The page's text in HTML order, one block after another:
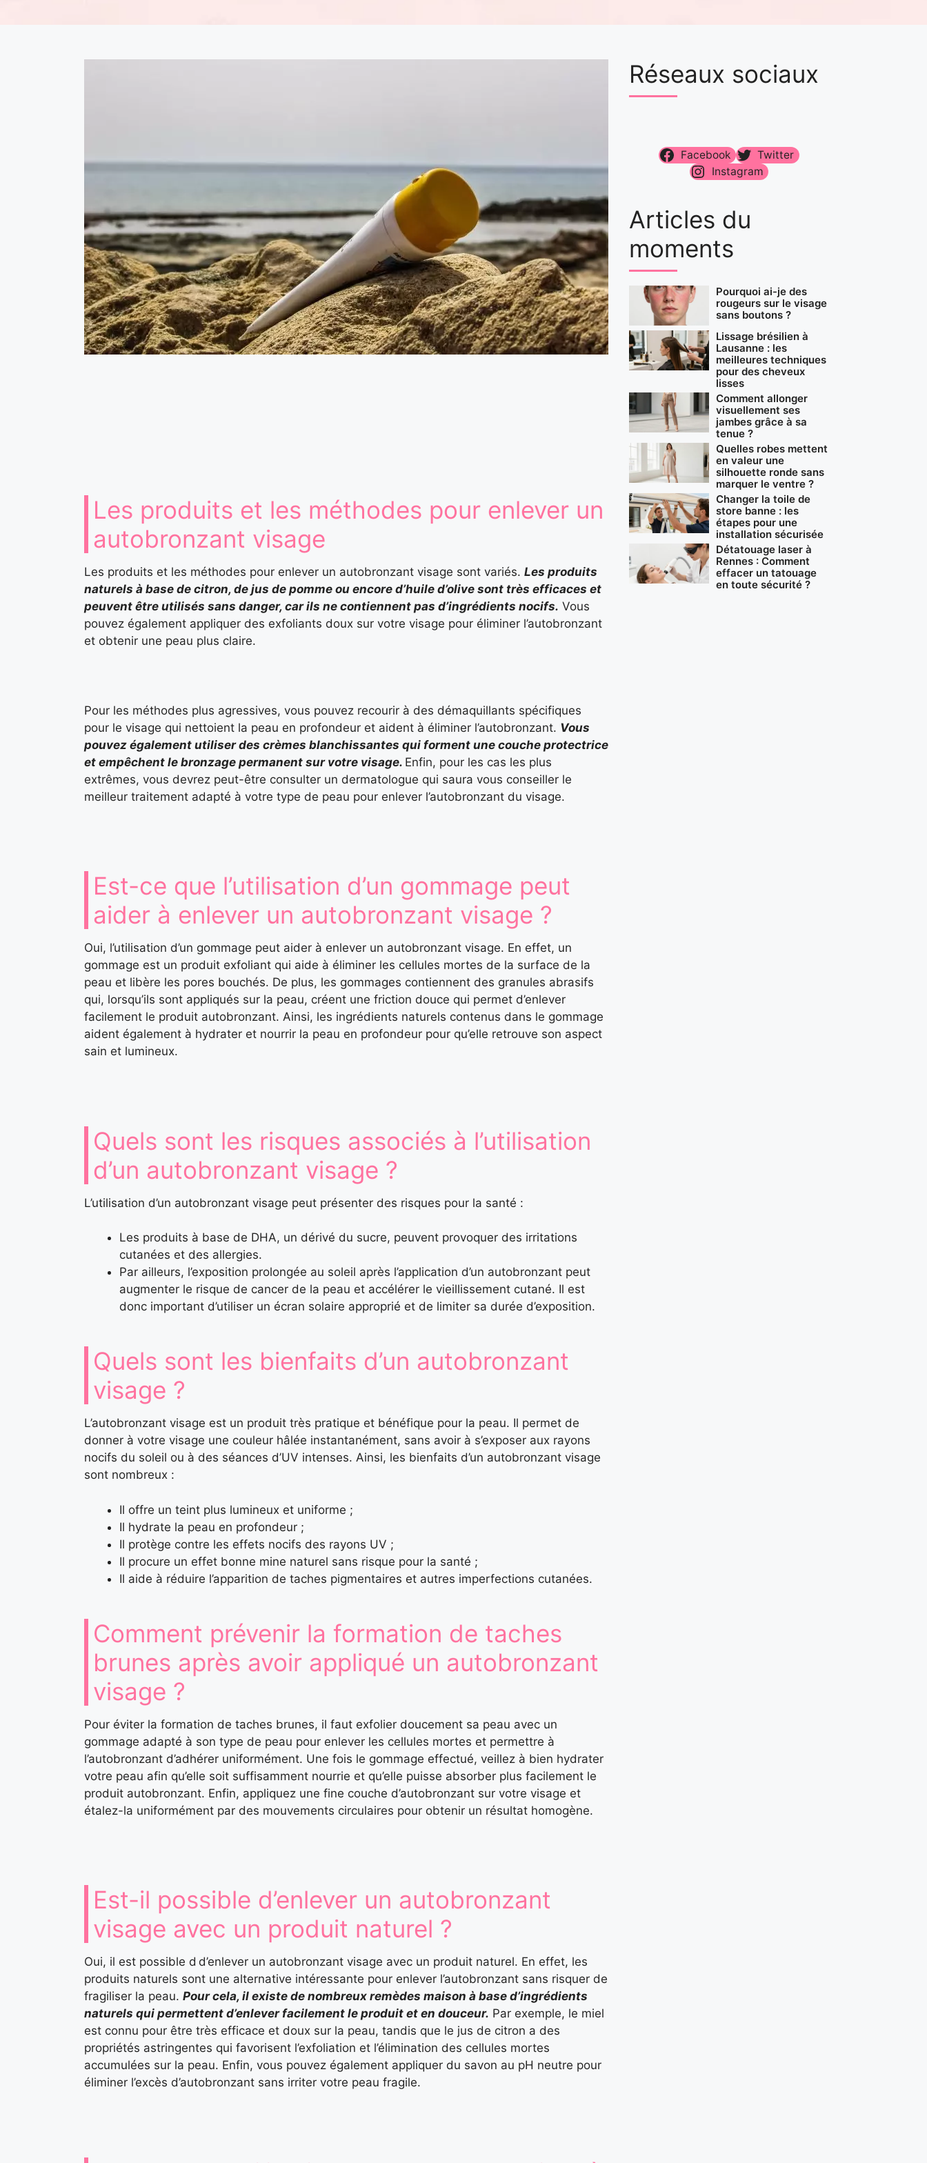
Les produits et les méthodes pour enlever un
autobronzant visage
Les produits et les méthodes pour enlever un autobronzant visage sont variés. Les produits
naturels à base de citron, de jus de pomme ou encore d’huile d’olive sont très efficaces et
peuvent être utilisés sans danger, car ils ne contiennent pas d’ingrédients nocifs. Vous
pouvez également appliquer des exfoliants doux sur votre visage pour éliminer l’autobronzant
et obtenir une peau plus claire.
Pour les méthodes plus agressives, vous pouvez recourir à des démaquillants spécifiques
pour le visage qui nettoient la peau en profondeur et aident à éliminer l’autobronzant. Vous
pouvez également utiliser des crèmes blanchissantes qui forment une couche protectrice
et empêchent le bronzage permanent sur votre visage. Enfin, pour les cas les plus
extrêmes, vous devrez peut-être consulter un dermatologue qui saura vous conseiller le
meilleur traitement adapté à votre type de peau pour enlever l’autobronzant du visage.
Est-ce que l’utilisation d’un gommage peut
aider à enlever un autobronzant visage ?
Oui, l’utilisation d’un gommage peut aider à enlever un autobronzant visage. En effet, un
gommage est un produit exfoliant qui aide à éliminer les cellules mortes de la surface de la
peau et libère les pores bouchés. De plus, les gommages contiennent des granules abrasifs
qui, lorsqu’ils sont appliqués sur la peau, créent une friction douce qui permet d’enlever
facilement le produit autobronzant. Ainsi, les ingrédients naturels contenus dans le gommage
aident également à hydrater et nourrir la peau en profondeur pour qu’elle retrouve son aspect
sain et lumineux.
Quels sont les risques associés à l’utilisation
d’un autobronzant visage ?
L’utilisation d’un autobronzant visage peut présenter des risques pour la santé :
Les produits à base de DHA, un dérivé du sucre, peuvent provoquer des irritations
cutanées et des allergies.
Par ailleurs, l’exposition prolongée au soleil après l’application d’un autobronzant peut
augmenter le risque de cancer de la peau et accélérer le vieillissement cutané. Il est
donc important d’utiliser un écran solaire approprié et de limiter sa durée d’exposition.
Quels sont les bienfaits d’un autobronzant
visage ?
L’autobronzant visage est un produit très pratique et bénéfique pour la peau. Il permet de
donner à votre visage une couleur hâlée instantanément, sans avoir à s’exposer aux rayons
nocifs du soleil ou à des séances d’UV intenses. Ainsi, les bienfaits d’un autobronzant visage
sont nombreux :
Il offre un teint plus lumineux et uniforme ;
Il hydrate la peau en profondeur ;
Il protège contre les effets nocifs des rayons UV ;
Il procure un effet bonne mine naturel sans risque pour la santé ;
Il aide à réduire l’apparition de taches pigmentaires et autres imperfections cutanées.
Comment prévenir la formation de taches
brunes après avoir appliqué un autobronzant
visage ?
Pour éviter la formation de taches brunes, il faut exfolier doucement sa peau avec un
gommage adapté à son type de peau pour enlever les cellules mortes et permettre à
l’autobronzant d’adhérer uniformément. Une fois le gommage effectué, veillez à bien hydrater
votre peau afin qu’elle soit suffisamment nourrie et qu’elle puisse absorber plus facilement le
produit autobronzant. Enfin, appliquez une fine couche d’autobronzant sur votre visage et
étalez-la uniformément par des mouvements circulaires pour obtenir un résultat homogène.
Est-il possible d’enlever un autobronzant
visage avec un produit naturel ?
Oui, il est possible d d’enlever un autobronzant visage avec un produit naturel. En effet, les
produits naturels sont une alternative intéressante pour enlever l’autobronzant sans risquer de
fragiliser la peau. Pour cela, il existe de nombreux remèdes maison à base d’ingrédients
naturels qui permettent d’enlever facilement le produit et en douceur. Par exemple, le miel
est connu pour être très efficace et doux sur la peau, tandis que le jus de citron a des
propriétés astringentes qui favorisent l’exfoliation et l’élimination des cellules mortes
accumulées sur la peau. Enfin, vous pouvez également appliquer du savon au pH neutre pour
éliminer l’excès d’autobronzant sans irriter votre peau fragile.
Réseaux sociaux
Facebook
Twitter
Instagram
Articles du
moments
Pourquoi ai-je des
rougeurs sur le visage
sans boutons ?
Lissage brésilien à
Lausanne : les
meilleures techniques
pour des cheveux
lisses
Comment allonger
visuellement ses
jambes grâce à sa
tenue ?
Quelles robes mettent
en valeur une
silhouette ronde sans
marquer le ventre ?
Changer la toile de
store banne : les
étapes pour une
installation sécurisée
Détatouage laser à
Rennes : Comment
effacer un tatouage
en toute sécurité ?